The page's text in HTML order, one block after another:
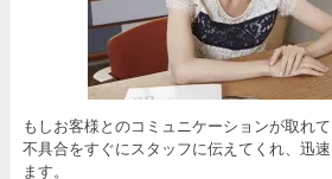
もしお客様とのコミュニケーションが取れ
不具合をすぐにスタッフに伝えてくれ、迅
ます。